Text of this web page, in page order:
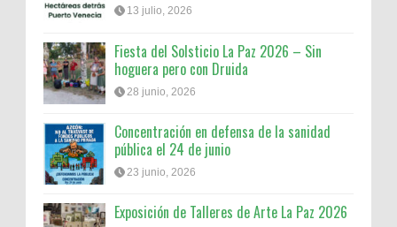
13 julio, 2026
Fiesta del Solsticio La Paz 2026 – Sin
hoguera pero con Druida
28 junio, 2026
Concentración en defensa de la sanidad
pública el 24 de junio
23 junio, 2026
Exposición de Talleres de Arte La Paz 2026